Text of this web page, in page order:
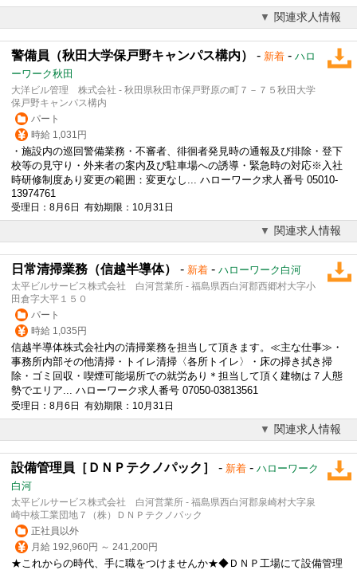
関連求人情報
警備員（秋田大学保戸野キャンパス構内） - 新着 - ハロ
ーワーク秋田
大洋ビル管理 株式会社 - 秋田県秋田市保戸野原の町７－７５秋田大学
保戸野キャンパス構内
パート
時給 1,031円
・施設内の巡回警備業務・不審者、徘徊者発見時の通報及び排除・登下
校等の見守り・外来者の案内及び駐車場への誘導・緊急時の対応※入社
時研修制度あり変更の範囲：変更なし... ハローワーク求人番号 05010-
13974761
受理日：8月6日 有効期限：10月31日
関連求人情報
日常清掃業務（信越半導体） - 新着 - ハローワーク白河
太平ビルサービス株式会社 白河営業所 - 福島県西白河郡西郷村大字小
田倉字大平１５０
パート
時給 1,035円
信越半導体株式会社内の清掃業務を担当して頂きます。≪主な仕事≫・
事務所内部その他清掃・トイレ清掃〈各所トイレ〉・床の掃き拭き掃
除・ゴミ回収・喫煙可能場所での就労あり＊担当して頂く建物は７人態
勢でエリア... ハローワーク求人番号 07050-03813561
受理日：8月6日 有効期限：10月31日
関連求人情報
設備管理員［ＤＮＰテクノパック］ - 新着 - ハローワーク
白河
太平ビルサービス株式会社 白河営業所 - 福島県西白河郡泉崎村大字泉
崎中核工業団地７（株）ＤＮＰテクノパック
正社員以外
月給 192,960円 ～ 241,200円
★これからの時代、手に職をつけませんか★◆ＤＮＰ工場にて設備管理